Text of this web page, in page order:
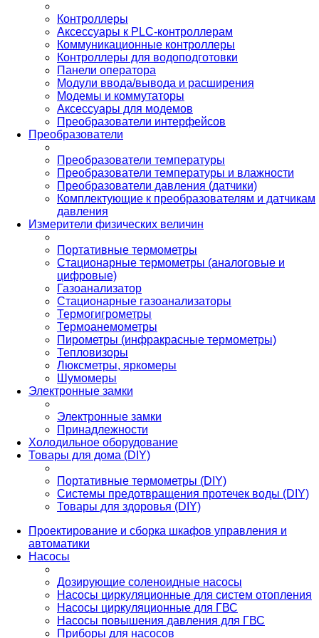
Контроллеры
Аксессуары к PLC-контроллерам
Коммуникационные контроллеры
Контроллеры для водоподготовки
Панели оператора
Модули ввода/вывода и расширения
Модемы и коммутаторы
Аксессуары для модемов
Преобразователи интерфейсов
Преобразователи
Преобразователи температуры
Преобразователи температуры и влажности
Преобразователи давления (датчики)
Комплектующие к преобразователям и датчикам
давления
Измерители физических величин
Портативные термометры
Стационарные термометры (аналоговые и
цифровые)
Газоанализатор
Стационарные газоанализаторы
Термогигрометры
Термоанемометры
Пирометры (инфракрасные термометры)
Тепловизоры
Люксметры, яркомеры
Шумомеры
Электронные замки
Электронные замки
Принадлежности
Холодильное оборудование
Товары для дома (DIY)
Портативные термометры (DIY)
Системы предотвращения протечек воды (DIY)
Товары для здоровья (DIY)
Проектирование и сборка шкафов управления и
автоматики
Насосы
Дозирующие соленоидные насосы
Насосы циркуляционные для систем отопления
Насосы циркуляционные для ГВС
Насосы повышения давления для ГВС
Приборы для насосов